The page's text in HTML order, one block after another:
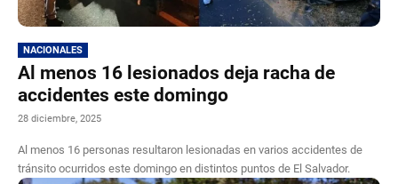
NACIONALES
Al menos 16 lesionados deja racha de
accidentes este domingo
28 diciembre, 2025
Al menos 16 personas resultaron lesionadas en varios accidentes de
tránsito ocurridos este domingo en distintos puntos de El Salvador.